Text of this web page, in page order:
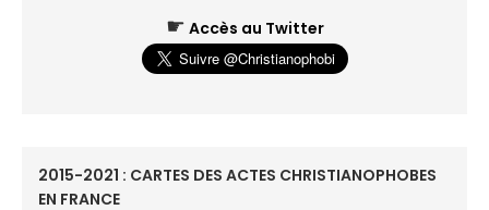
☛ Accès au Twitter
2015-2021 : CARTES DES ACTES CHRISTIANOPHOBES
EN FRANCE